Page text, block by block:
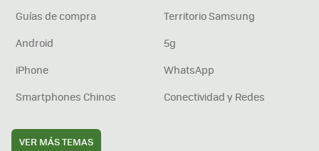
Guías de compra
Territorio Samsung
Android
5g
iPhone
WhatsApp
Smartphones Chinos
Conectividad y Redes
VER MÁS TEMAS